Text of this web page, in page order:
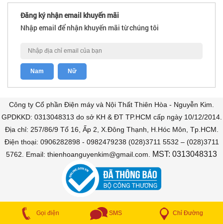
Đăng ký nhận email khuyến mãi
Nhập email để nhận khuyến mãi từ chúng tôi
Công ty Cổ phần Điện máy và Nội Thất Thiên Hòa - Nguyễn Kim.
GPDKKD: 0313048313 do sở KH & ĐT TP.HCM cấp ngày 10/12/2014.
Địa chỉ: 257/86/9 Tổ 16, Ấp 2, X.Đông Thạnh, H.Hóc Môn, Tp.HCM.
Điện thoại: 0906282898 - 0982479238 (028)3711 5532 – (028)3711
5762. Email: thienhoanguyenkim@gmail.com.
MST: 0313048313
COPYRIGHT © 2018 Bán trả góp. All Rights Reserved
Gọi điện SMS Chỉ Đường